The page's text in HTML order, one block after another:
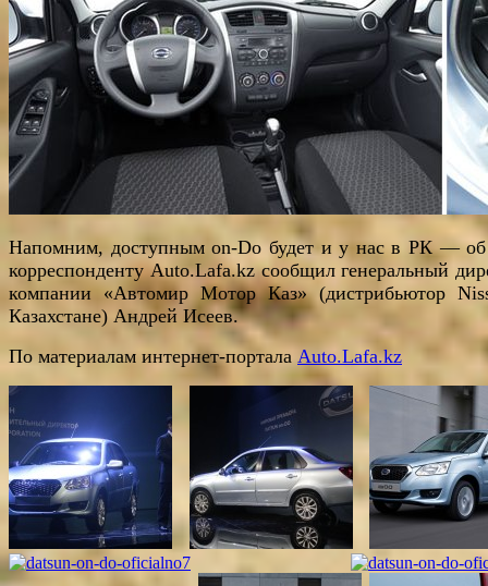
Напомним, доступным on-Do будет и у нас в РК — об
корреспонденту Auto.Lafa.kz сообщил генеральный
компании «Автомир Мотор Каз» (дистрибьютор
Казахстане) Андрей Исеев.
По материалам интернет-портала Auto.Lafa.kz